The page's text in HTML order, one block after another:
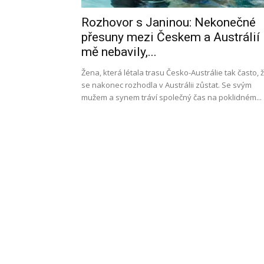
Rozhovor s Janinou: Nekonečné
přesuny mezi Českem a Austrálií
mě nebavily,...
Žena, která létala trasu Česko-Austrálie tak často,
se nakonec rozhodla v Austrálii zůstat. Se svým
mužem a synem tráví společný čas na poklidném...